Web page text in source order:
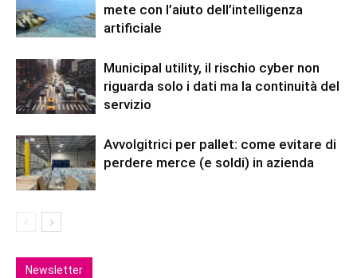
mete con l’aiuto dell’intelligenza
artificiale
Municipal utility, il rischio cyber non
riguarda solo i dati ma la continuità del
servizio
Avvolgitrici per pallet: come evitare di
perdere merce (e soldi) in azienda
Newsletter